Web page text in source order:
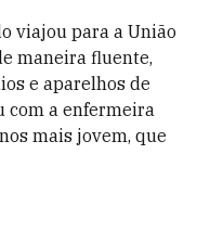
viajou para a União
maneira fluente,
e aparelhos de
com a enfermeira
mais jovem, que